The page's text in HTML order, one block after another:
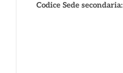
Codice Sede secondaria: